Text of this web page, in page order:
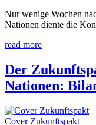
Nur wenige Wochen
Nationen diente die
read more
Der
Nationen:
Cover Zukunftspakt